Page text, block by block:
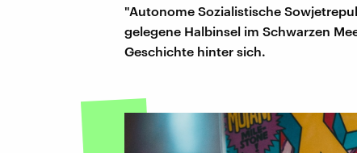
"Autonome Sozialistische
gelegene Halbinsel im Schwarzen
Geschichte hinter sich.